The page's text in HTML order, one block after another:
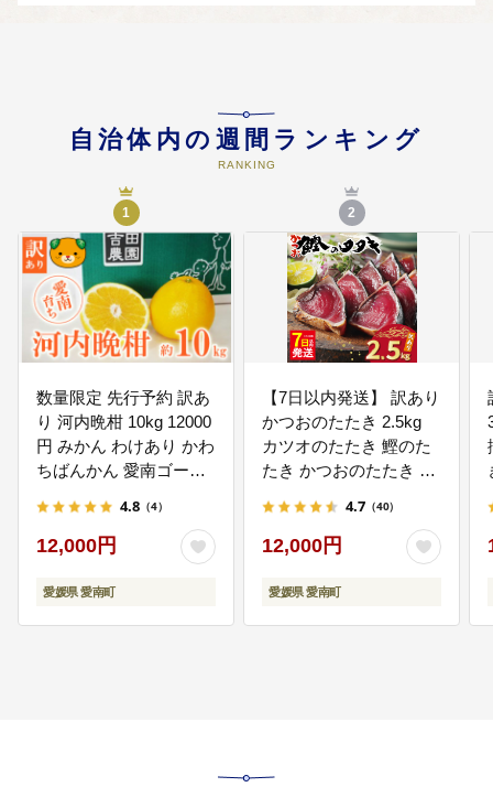
承 など
健康・福祉事業（優しさあふれる
ふるさとへ）
子育て安心事業の推進、高齢者の
生きがいのある生活への支援、障
害者の自立生活の支援 など
06
生活基盤事業（安心して暮らせる
ふるさとへ）
自主防災体制の確立、防災対策の
推進、安定的な水資源の確保 な
自治体内の週間ランキング
RANKING
1
数量限定 先行予約 訳あ
り 河内晩柑 10kg 12000
円 みかん わけあり かわ
ちばんかん 愛南ゴール
文旦 和製 グレープフル
ーツ 家庭用 産地直送 国
産 農家直送 期間限定 数
量限定 ビタミン 健康 お
4.8 （4）
12,000円
愛媛県 愛南町
2
【7日以内発送】 訳あり
かつおのたたき 2.5kg
カツオのたたき 鰹のた
たき かつおのたたき 訳
4.7 （40）
12,000円
愛媛県 愛南町